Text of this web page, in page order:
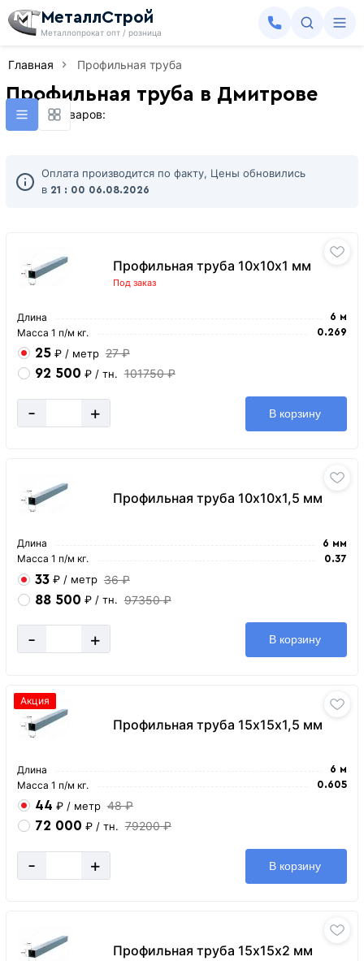
МеталлСтрой
Металлопрокат опт / розница
Главная Профильная труба
Профильная труба в Дмитрове
Найдено товаров:
Оплата производится по факту, Цены обновились
в 21 : 00 06.08.2026
Профильная труба 10х10х1 мм
Под заказ
Длина 6 м
Масса 1 п/м кг. 0.269
25 ₽ / метр 27 ₽
92 500 ₽ / тн. 101750 ₽
- + В корзину
Профильная труба 10х10х1,5 мм
Длина 6 мм
Масса 1 п/м кг. 0.37
33 ₽ / метр 36 ₽
88 500 ₽ / тн. 97350 ₽
- + В корзину
Профильная труба 15х15х1,5 мм
Акция
Длина 6 м
Масса 1 п/м кг. 0.605
44 ₽ / метр 48 ₽
72 000 ₽ / тн. 79200 ₽
- + В корзину
Профильная труба 15х15х2 мм